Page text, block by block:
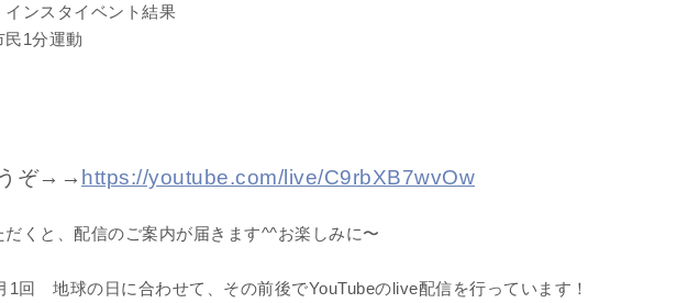
インスタイベント結果
民1分運動
うぞ→→ https://youtube.com/live/C9rbXB7wvOw
くと、配信のご案内が届きます^^お楽しみに〜
1回 地球の日に合わせて、その前後でYouTubeのlive配信を行っています！